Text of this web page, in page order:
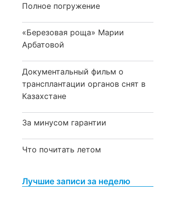
Полное погружение
«Березовая роща» Марии
Арбатовой
Документальный фильм о
трансплантации органов снят в
Казахстане
За минусом гарантии
Что почитать летом
Лучшие записи за неделю